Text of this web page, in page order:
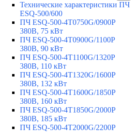
Технические характеристики ПЧ
ESQ-500/600
ПЧ ESQ-500-4T0750G/0900P
380В, 75 кВт
ПЧ ESQ-500-4T0900G/1100P
380В, 90 кВт
ПЧ ESQ-500-4T1100G/1320P
380В, 110 кВт
ПЧ ESQ-500-4T1320G/1600P
380В, 132 кВт
ПЧ ESQ-500-4T1600G/1850P
380В, 160 кВт
ПЧ ESQ-500-4T1850G/2000P
380В, 185 кВт
ПЧ ESQ-500-4T2000G/2200P